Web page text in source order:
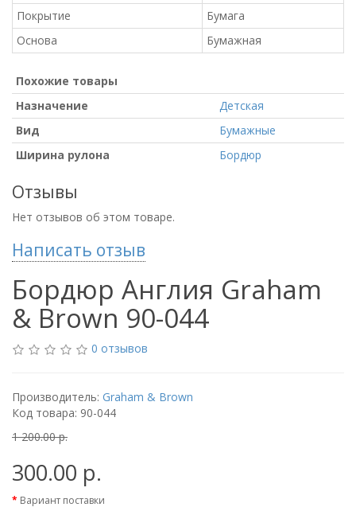
Покрытие
Бумага
Основа
Бумажная
Похожие товары
Назначение
Детская
Вид
Бумажные
Ширина рулона
Бордюр
Отзывы
Нет отзывов об этом товаре.
Написать отзыв
Бордюр Англия Graham
& Brown 90-044
0 отзывов
Производитель: Graham & Brown
Код товара: 90-044
1 200.00 р.
300.00 р.
Вариант поставки